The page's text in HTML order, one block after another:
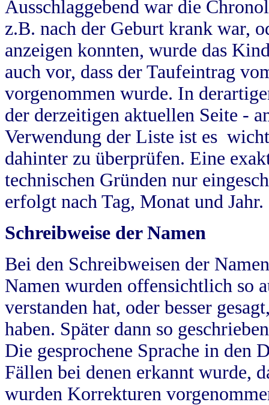
Ausschlaggebend war die
z.B. nach der Geburt krank war,
anzeigen konnten, wurde das
auch vor, dass der Taufeintrag
vorgenommen wurde. In
der derzeitigen aktuellen Seite -
Verwendung der Liste ist es
dahinter zu überprüfen. Eine
technischen Gründen nur
erfolgt nach Tag, Monat und Jahr.
Schreibweise der Namen
Bei den Schreibweisen der
Namen wurden offensichtlich so
verstanden hat, oder besser
haben. Später dann so
Die gesprochene Sprache in
Fällen bei denen erkannt wurde,
wurden Korrekturen